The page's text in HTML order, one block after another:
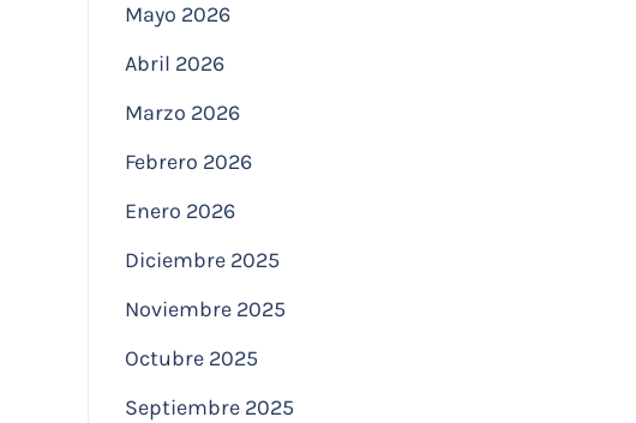
Mayo 2026
Abril 2026
Marzo 2026
Febrero 2026
Enero 2026
Diciembre 2025
Noviembre 2025
Octubre 2025
Septiembre 2025